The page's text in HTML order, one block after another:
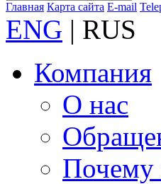
Главная Карта сайта E-mail
ENG | RUS
Компания
О нас